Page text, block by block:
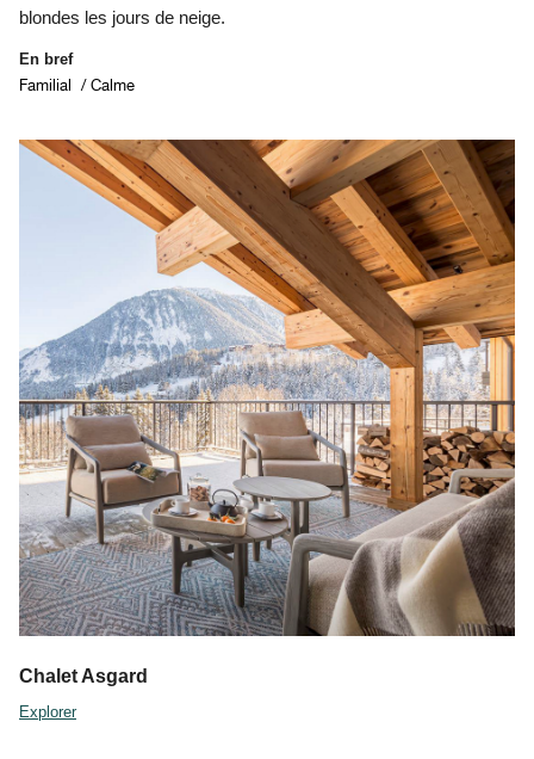
blondes les jours de neige.
En bref
Familial / Calme
Chalet Asgard
Explorer